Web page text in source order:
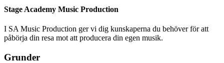
Stage Academy Music Production
I SA Music Production ger vi dig kunskaperna du behöver för att
påbörja din resa mot att producera din egen musik.
Grunder